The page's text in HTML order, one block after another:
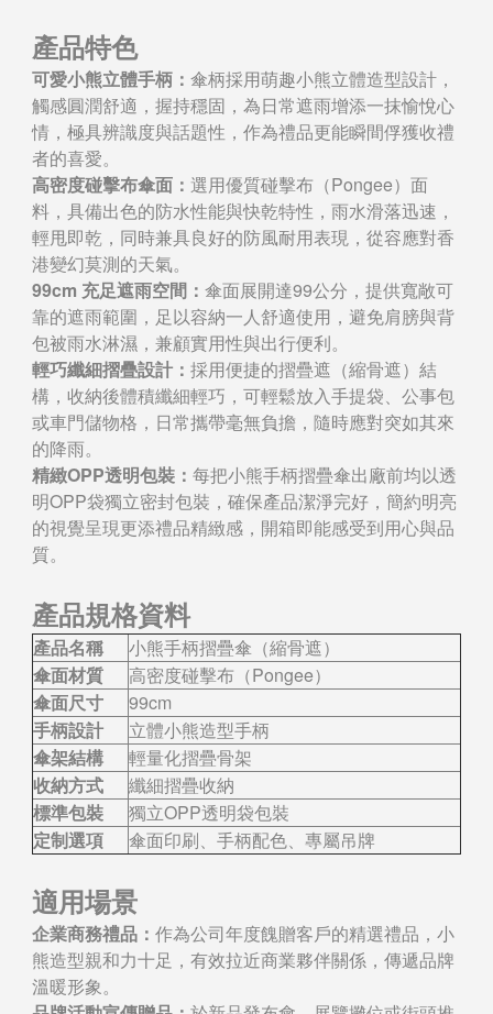
產品特色
可愛小熊立體手柄： 傘柄採用萌趣小熊立體造型設計，
觸感圓潤舒適，握持穩固，為日常遮雨增添一抹愉悅心
情，極具辨識度與話題性，作為禮品更能瞬間俘獲收禮
者的喜愛。
高密度碰擊布傘面： 選用優質碰擊布（Pongee）面
料，具備出色的防水性能與快乾特性，雨水滑落迅速，
輕甩即乾，同時兼具良好的防風耐用表現，從容應對香
港變幻莫測的天氣。
99cm 充足遮雨空間： 傘面展開達99公分，提供寬敞可
靠的遮雨範圍，足以容納一人舒適使用，避免肩膀與背
包被雨水淋濕，兼顧實用性與出行便利。
輕巧纖細摺疊設計： 採用便捷的摺疊遮（縮骨遮）結
構，收納後體積纖細輕巧，可輕鬆放入手提袋、公事包
或車門儲物格，日常攜帶毫無負擔，隨時應對突如其來
的降雨。
精緻OPP透明包裝： 每把小熊手柄摺疊傘出廠前均以透
明OPP袋獨立密封包裝，確保產品潔淨完好，簡約明亮
的視覺呈現更添禮品精緻感，開箱即能感受到用心與品
質。
產品規格資料
產品名稱
小熊手柄摺疊傘（縮骨遮）
傘面材質
高密度碰擊布（Pongee）
傘面尺寸
99cm
手柄設計
立體小熊造型手柄
傘架結構
輕量化摺疊骨架
收納方式
纖細摺疊收納
標準包裝
獨立OPP透明袋包裝
定制選項
傘面印刷、手柄配色、專屬吊牌
適用場景
企業商務禮品： 作為公司年度餽贈客戶的精選禮品，小
熊造型親和力十足，有效拉近商業夥伴關係，傳遞品牌
溫暖形象。